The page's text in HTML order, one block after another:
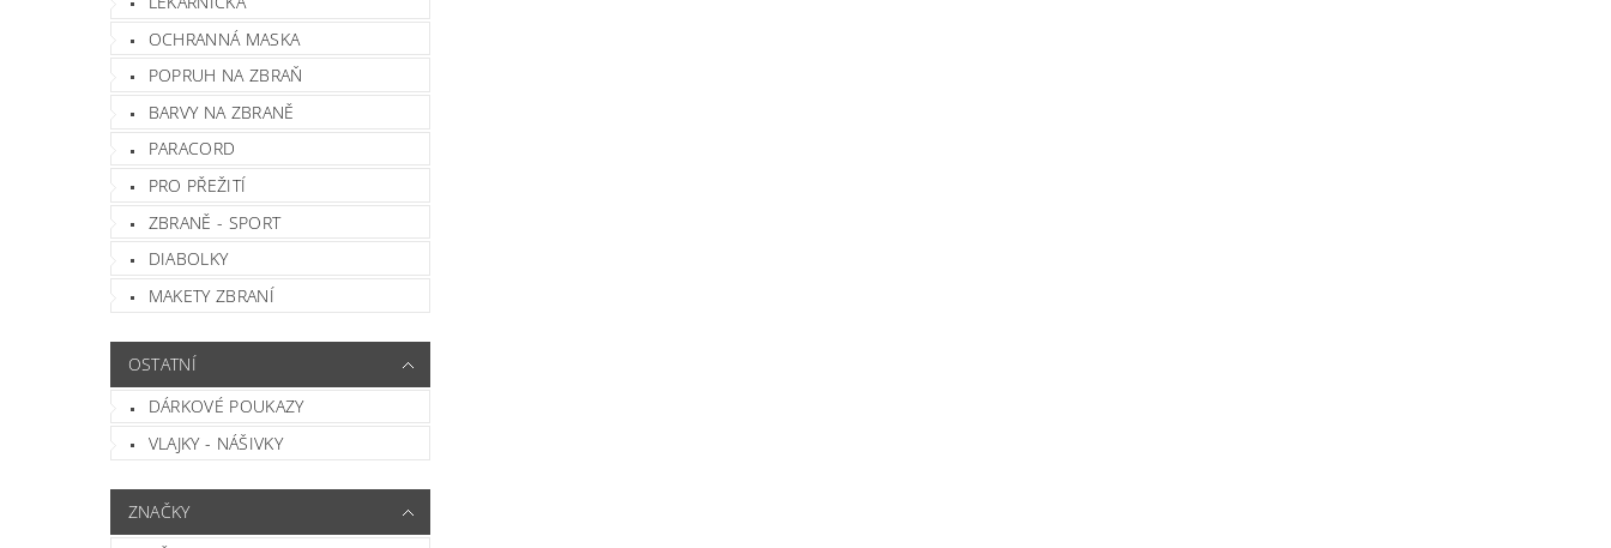
OCHRANNÁ MASKA
POPRUH NA ZBRAŇ
BARVY NA ZBRANĚ
PARACORD
PRO PŘEŽITÍ
ZBRANĚ - SPORT
DIABOLKY
MAKETY ZBRANÍ
OSTATNÍ
DÁRKOVÉ POUKAZY
VLAJKY - NÁŠIVKY
ZNAČKY